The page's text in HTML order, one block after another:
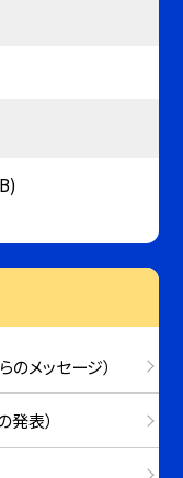
メッセージ）
表）